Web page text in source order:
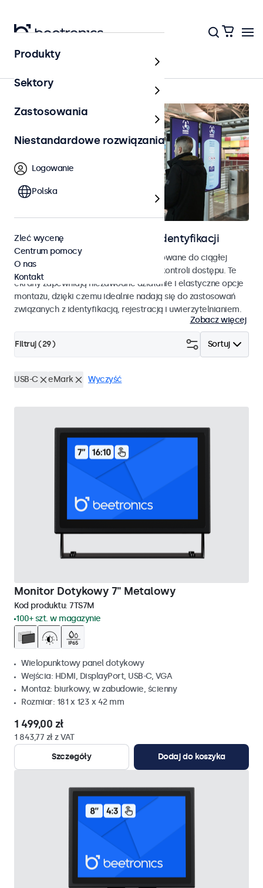
Strona główna
Ekrany do kontroli dostępu i identyfikacji
Monitory i ekrany dotykowe zaprojektowane do ciągłej
pracy i płynnej integracji z systemami kontroli dostępu. Te
ekrany zapewniają niezawodne działanie i elastyczne opcje
montażu, dzięki czemu idealnie nadają się do zastosowań
związanych z identyfikacją, rejestracją i uwierzytelnianiem.
Zobacz więcej
Sortuj
Filtruj (29)
USB-C eMark Wyczyść
Monitor Dotykowy 7" Metalowy
Kod produktu: 7TS7M
100+ szt. w magazynie
Wielopunktowy panel dotykowy
Wejścia: HDMI, DisplayPort, USB-C, VGA
Montaż: biurkowy, w zabudowie, ścienny
Rozmiar: 181 x 123 x 42 mm
1 499,00 zł
1 843,77 zł z VAT
Szczegóły
Dodaj do koszyka
Produkty
Sektory
Zastosowania
Niestandardowe rozwiązania
Logowanie
Polska
Zleć wycenę
Centrum pomocy
O nas
Kontakt